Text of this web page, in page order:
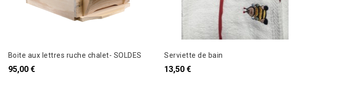
Boite aux lettres ruche chalet- SOLDES
95,00 €
Serviette de bain
13,50 €